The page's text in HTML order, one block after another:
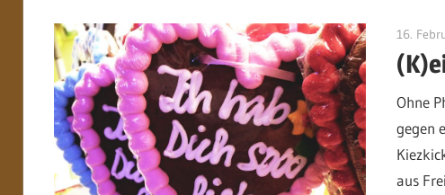
16.
Ohne
gegen
aus